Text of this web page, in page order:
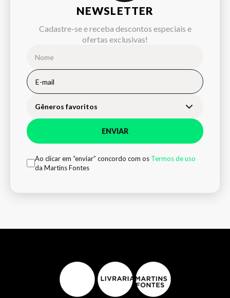
NEWSLETTER
Cadastre-se e receba descontos especiais e
ofertas exclusivas!
Gêneros favoritos
ENVIAR
Ao clicar em “enviar” concordo com os Termos de uso
da Martins Fontes